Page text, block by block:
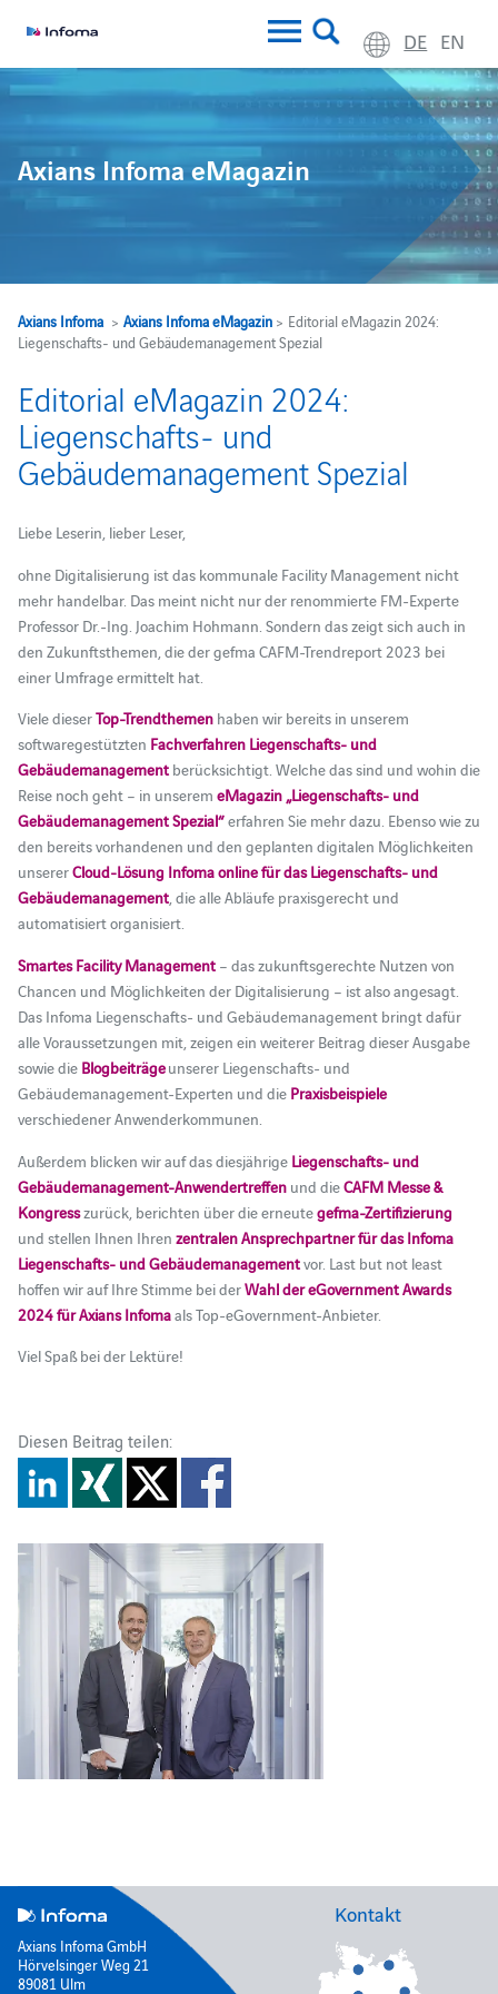
DE EN
Axians Infoma eMagazin
Axians Infoma> Axians Infoma eMagazin> Editorial eMagazin 2024:
Liegenschafts- und Gebäudemanagement Spezial
Editorial eMagazin 2024:
Liegenschafts- und
Gebäudemanagement Spezial
Liebe Leserin, lieber Leser,
ohne Digitalisierung ist das kommunale Facility Management nicht
mehr handelbar. Das meint nicht nur der renommierte FM-Experte
Professor Dr.-Ing. Joachim Hohmann. Sondern das zeigt sich auch in
den Zukunftsthemen, die der gefma CAFM-Trendreport 2023 bei
einer Umfrage ermittelt hat.
Viele dieserTop-Trendthemenhaben wir bereits in unserem
softwaregestützten Fachverfahren Liegenschafts- und
Gebäudemanagementberücksichtigt. Welche das sind und wohin die
Reise noch geht – in unserem eMagazin „Liegenschafts- und
Gebäudemanagement Spezial“erfahren Sie mehr dazu. Ebenso wie zu
den bereits vorhandenen und den geplanten digitalen Möglichkeiten
unsererCloud-Lösung Infoma online für das Liegenschafts- und
Gebäudemanagement, die alle Abläufe praxisgerecht und
automatisiert organisiert.
Smartes Facility Management– das zukunftsgerechte Nutzen von
Chancen und Möglichkeiten der Digitalisierung – ist also angesagt.
Das Infoma Liegenschafts- und Gebäudemanagement bringt dafür
alle Voraussetzungen mit, zeigen ein weiterer Beitrag dieser Ausgabe
sowie die Blogbeiträgeunserer Liegenschafts- und
Gebäudemanagement-Experten und die Praxisbeispiele
verschiedener Anwenderkommunen.
Außerdem blicken wir auf das diesjährige Liegenschafts- und
Gebäudemanagement-Anwendertreffenund dieCAFM Messe &
Kongresszurück, berichten über die erneutegefma-Zertifizierung
und stellen Ihnen Ihren zentralen Ansprechpartner für das Infoma
Liegenschafts- und Gebäudemanagementvor. Last but not least
hoffen wir auf Ihre Stimme bei derWahl der eGovernment Awards
2024 für Axians Infomaals Top-eGovernment-Anbieter.
Viel Spaß bei der Lektüre!
Diesen Beitrag teilen:
Axians Infoma GmbH
Hörvelsinger Weg 21
89081 Ulm
Kontakt